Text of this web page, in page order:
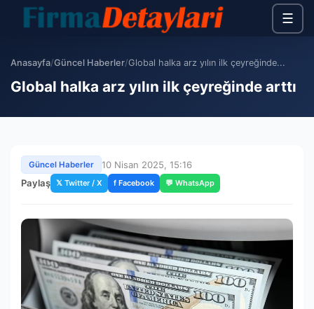
☰
Anasayfa/Güncel Haberler/Global halka arz yılın ilk çeyreğinde...
Global halka arz yılın ilk çeyreğinde arttı
Güncel Haberler
10 Nisan 2025, 15:16
Paylaş 𝕏 Twitter / X f Facebook 💬 WhatsApp